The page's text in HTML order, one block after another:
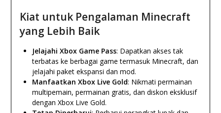
Kiat untuk Pengalaman Minecraft
yang Lebih Baik
Jelajahi Xbox Game Pass: Dapatkan akses tak
terbatas ke berbagai game termasuk Minecraft, dan
jelajahi paket ekspansi dan mod.
Manfaatkan Xbox Live Gold: Nikmati permainan
multipemain, permainan gratis, dan diskon eksklusif
dengan Xbox Live Gold.